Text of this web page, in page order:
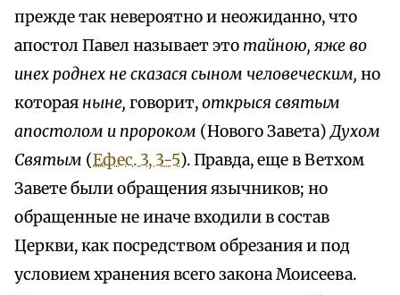
прежде так невероятно и неожиданно, что
апостол Павел называет это тайною, яже во
инех роднех не сказася сыном человеческим, но
которая ныне, говорит,открыся святым
апостолом и пророком (Нового Завета)Духом
Святым (Ефес. 3, 3-5). Правда, еще в Ветхом
Завете были обращения язычников; но
обращенные не иначе входили в состав
Церкви, как посредством обрезания и под
условием хранения всего закона Моисеева.